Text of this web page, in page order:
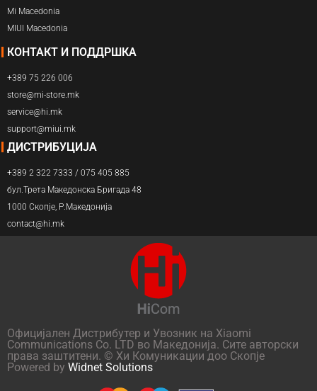
Mi Macedonia
MIUI Macedonia
КОНТАКТ И ПОДДРШКА
+389 75 226 006
store@mi-store.mk
service@hi.mk
support@miui.mk
ДИСТРИБУЦИЈА
+389 2 322 7333 / 075 405 885
бул.Трета Македонска Бригада 48
1000 Скопје, Р.Македонија
contact@hi.mk
Официјален Дистрибутер и Увозник на Xiaomi
Communications Co. LTD во Македонија. Сите авторски
права заштитени. © Хи Комуникации доо Скопје
Powered by Widnet Solutions